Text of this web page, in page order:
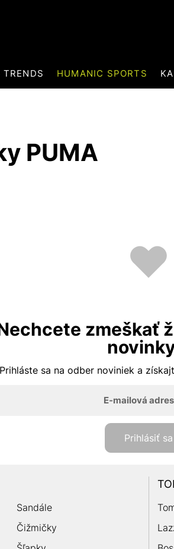
TRENDS HUMANIC SPORTS
PUMA
zmeškať
Prihláste sa na odber noviniek a
E-mailová
Prihlásiť sa
Sandále
Čižmičky